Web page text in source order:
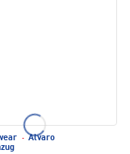
· Alvaro